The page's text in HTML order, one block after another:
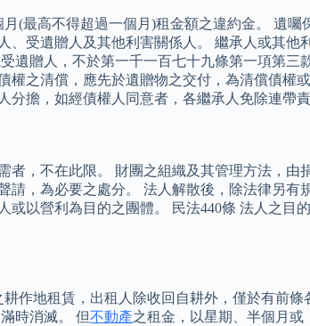
(最高不得超過一個月)租金額之違約金。 遺
、受遺贈人及其他利害關係人。 繼承人或其
遺贈人，不於第一千一百七十九條第一項第
權之清償，應先於遺贈物之交付，為清償債
擔，如經債權人同意者，各繼承人免除連帶責
者，不在此限。 財團之組織及其管理方法，
，為必要之處分。 法人解散後，除法律另
以營利為目的之團體。 民法440條 法人之
作地租賃，出租人除收回自耕外，僅於有前
時消滅。 但不動產之租金，以星期、半個月或